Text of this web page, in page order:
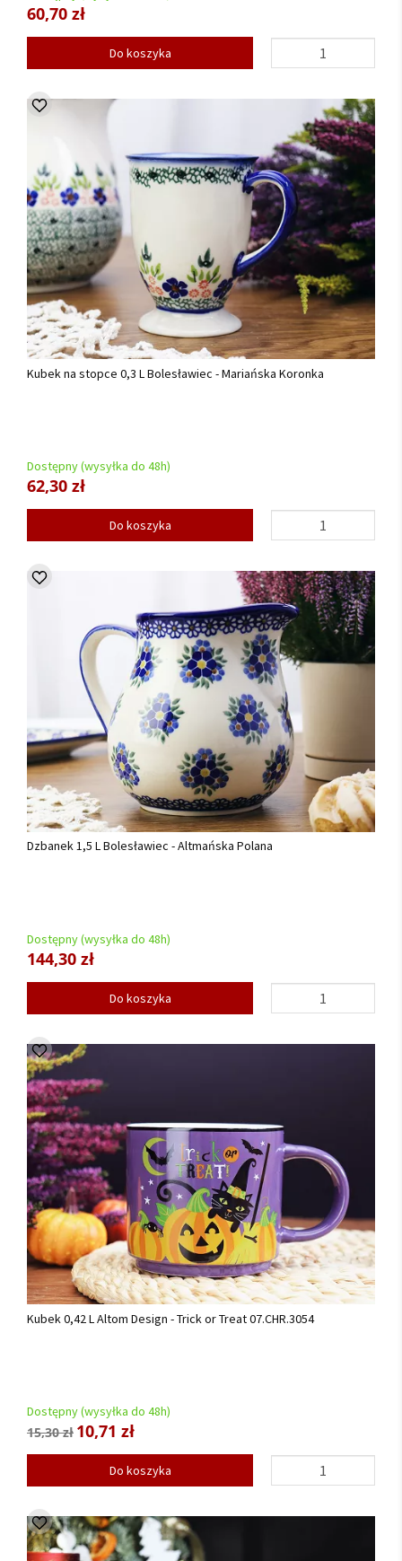
60,70 zł
Do koszyka
Kubek na stopce 0,3 L Bolesławiec - Mariańska Koronka
Dostępny (wysyłka do 48h)
62,30 zł
Do koszyka
Dzbanek 1,5 L Bolesławiec - Altmańska Polana
Dostępny (wysyłka do 48h)
144,30 zł
Do koszyka
Kubek 0,42 L Altom Design - Trick or Treat 07.CHR.3054
Dostępny (wysyłka do 48h)
15,30 zł 10,71 zł
Do koszyka